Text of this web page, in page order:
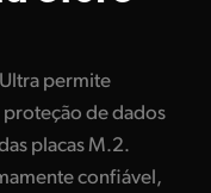
permite
de dados
placas M.2.
confiável,